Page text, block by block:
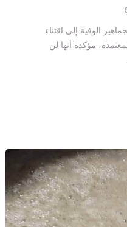
الوفية إلى اقتناء
مؤكدة أنها لن